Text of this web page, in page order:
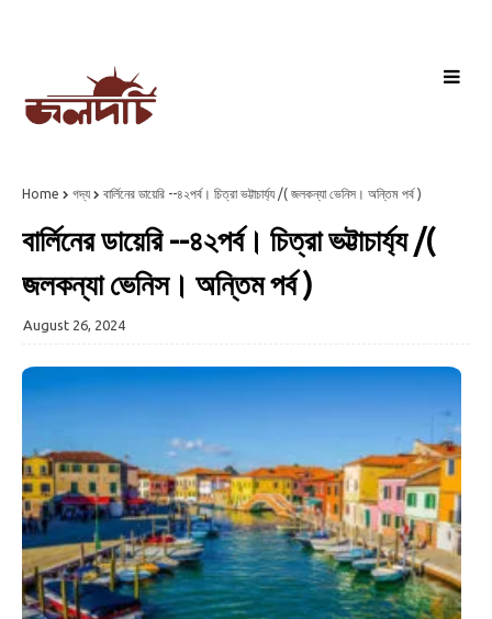
Home গদ্য বার্লিনের ডায়েরি --৪২পর্ব। চিত্রা ভট্টাচার্য্য /( জলকন্যা ভেনিস। অন্তিম পর্ব )
বার্লিনের ডায়েরি --৪২পর্ব। চিত্রা ভট্টাচার্য্য /(
জলকন্যা ভেনিস। অন্তিম পর্ব )
August 26, 2024